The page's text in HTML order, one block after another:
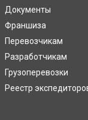
Документы
Франшиза
Перевозчикам
Разработчикам
Грузоперевозки
Реестр